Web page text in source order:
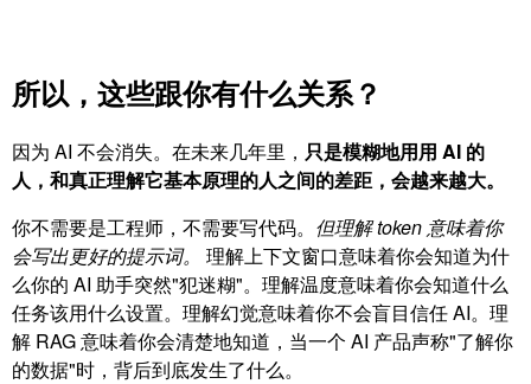
所以，这些跟你有什么关系？
因为 AI 不会消失。在未来几年里， 只是模糊地用用 AI 的
人，和真正理解它基本原理的人之间的差距，会越来越大。
你不需要是工程师，不需要写代码。 但理解 token 意味着你
会写出更好的提示词。
理解上下文窗口意味着你会知道为什
么你的 AI 助手突然"犯迷糊"。理解温度意味着你会知道什么
任务该用什么设置。理解幻觉意味着你不会盲目信任 AI。理
解 RAG 意味着你会清楚地知道，当一个 AI 产品声称"了解你
的数据"时，背后到底发生了什么。